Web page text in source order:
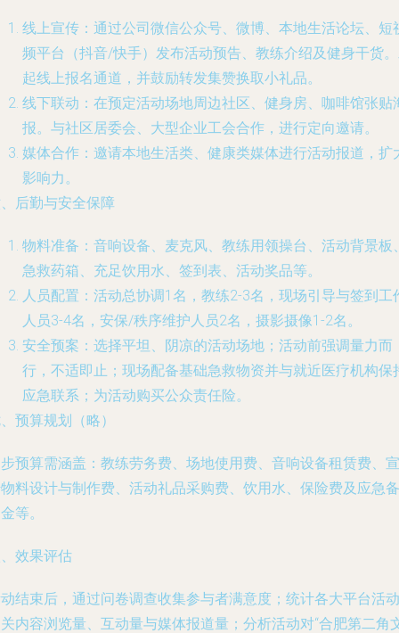
线上宣传 ：通过公司微信公众号、微博、本地生活论坛、短
频平台（抖音/快手）发布活动预告、教练介绍及健身干货
起线上报名通道，并鼓励转发集赞换取小礼品。
线下联动 ：在预定活动场地周边社区、健身房、咖啡馆张贴
报。与社区居委会、大型企业工会合作，进行定向邀请。
媒体合作 ：邀请本地生活类、健康类媒体进行活动报道，扩
影响力。
后勤与安全保障
物料准备 ：音响设备、麦克风、教练用领操台、活动背景板
急救药箱、充足饮用水、签到表、活动奖品等。
人员配置 ：活动总协调1名，教练2-3名，现场引导与签到工
人员3-4名，安保/秩序维护人员2名，摄影摄像1-2名。
安全预案 ：选择平坦、阴凉的活动场地；活动前强调量力而
行，不适即止；现场配备基础急救物资并与就近医疗机构保
应急联系；为活动购买公众责任险。
预算规划（略）
预算需涵盖：教练劳务费、场地使用费、音响设备租赁费、宣
料设计与制作费、活动礼品采购费、饮用水、保险费及应急备
等。
效果评估
结束后，通过问卷调查收集参与者满意度；统计各大平台活动
内容浏览量、互动量与媒体报道量；分析活动对“合肥第二角